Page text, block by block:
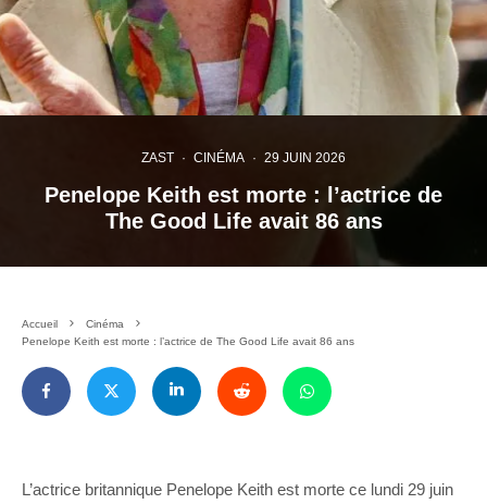
ZAST · CINÉMA · 29 JUIN 2026
Penelope Keith est morte : l’actrice de
The Good Life avait 86 ans
Accueil
Cinéma
Penelope Keith est morte : l’actrice de The Good Life avait 86 ans
L’actrice britannique Penelope Keith est morte ce lundi 29 juin